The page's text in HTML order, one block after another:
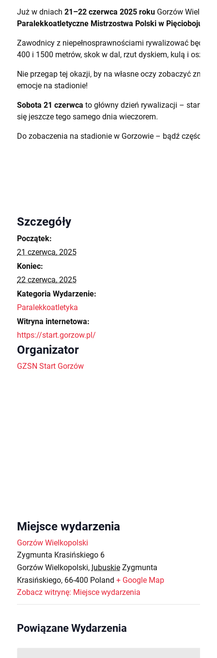
Już w dniach 21–22 czerwca 2025 roku Gorzów
Paralekkoatletyczne Mistrzostwa Polski w Pięcioboju
Zawodnicy z niepełnosprawnościami rywalizować będą
400 i 1500 metrów, skok w dal, rzut dyskiem, kulą i
Nie przegap tej okazji, by na własne oczy zobaczyć
emocje na stadionie!
Sobota 21 czerwca to główny dzień rywalizacji –
się jeszcze tego samego dnia wieczorem.
Do zobaczenia na stadionie w Gorzowie – bądź częścią
Szczegóły
Początek:
21 czerwca, 2025
Koniec:
22 czerwca, 2025
Kategoria Wydarzenie:
Paralekkoatletyka
Witryna internetowa:
https://start.gorzow.pl/
Organizator
GZSN Start Gorzów
Miejsce wydarzenia
Gorzów Wielkopolski
Zygmunta Krasińskiego 6
Gorzów Wielkopolski, lubuskie Zygmunta
Krasińskiego, 66-400 Poland + Google Map
Zobacz witrynę: Miejsce wydarzenia
Powiązane Wydarzenia